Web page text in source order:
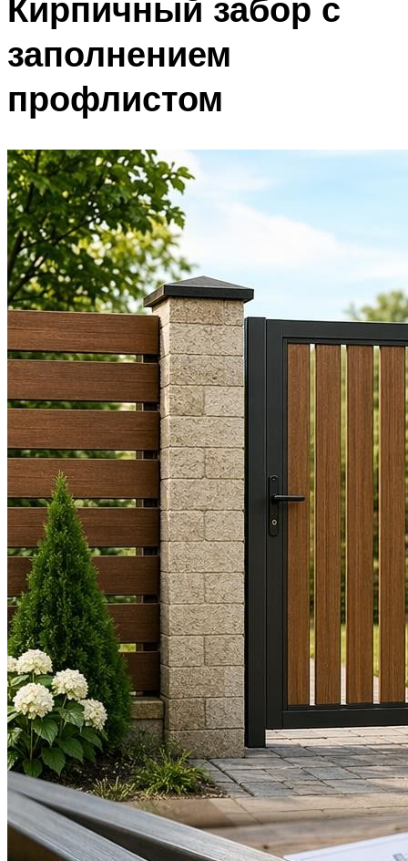
Кирпичный забор с
заполнением
профлистом